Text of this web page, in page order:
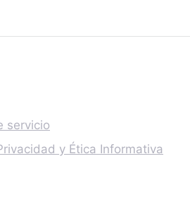
servicio
y Ética Informativa